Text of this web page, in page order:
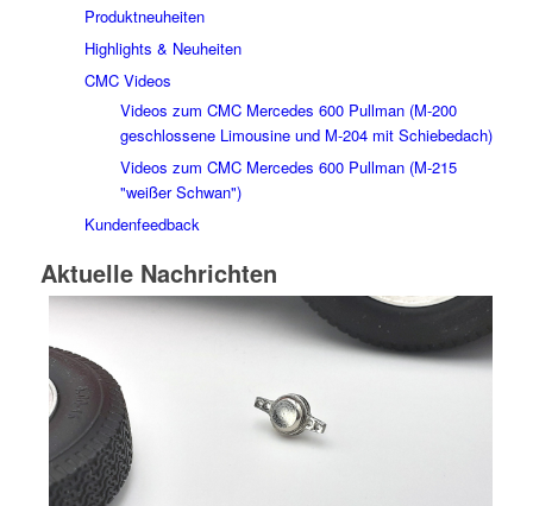
Produktneuheiten
Highlights & Neuheiten
CMC Videos
Videos zum CMC Mercedes 600 Pullman (M-200
geschlossene Limousine und M-204 mit Schiebedach)
Videos zum CMC Mercedes 600 Pullman (M-215
"weißer Schwan")
Kundenfeedback
Aktuelle Nachrichten